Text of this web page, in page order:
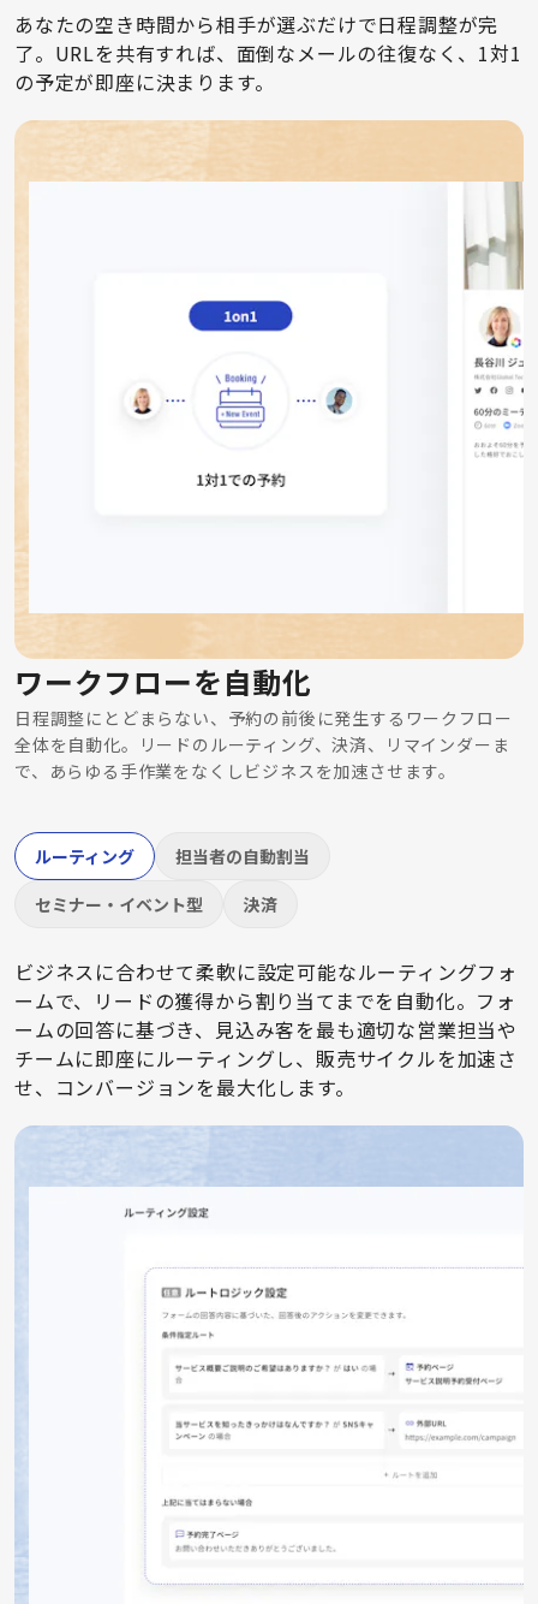
あなたの空き時間から相手が選ぶだけで日程調整が完
了。URLを共有すれば、面倒なメールの往復なく、1対1
の予定が即座に決まります。
ワークフローを自動化
日程調整にとどまらない、予約の前後に発生するワークフロー
全体を自動化。リードのルーティング、決済、リマインダーま
で、あらゆる手作業をなくしビジネスを加速させます。
ルーティング
担当者の自動割当
セミナー・イベント型
決済
ビジネスに合わせて柔軟に設定可能なルーティングフォ
ームで、リードの獲得から割り当てまでを自動化。フォ
ームの回答に基づき、見込み客を最も適切な営業担当や
チームに即座にルーティングし、販売サイクルを加速さ
せ、コンバージョンを最大化します。